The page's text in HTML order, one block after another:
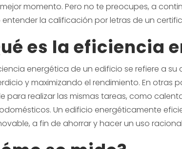
momento. Pero no te preocupes, a
la calificación por letras de un
es la eficiencia
energética de un edificio se refiere a
y maximizando el rendimiento. En
para realizar las mismas tareas, como
Un edificio energéticamente
a fin de ahorrar y hacer un uso